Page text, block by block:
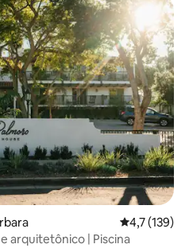
4,7 de uma
4,7 (139)
arquitetônico | Piscina